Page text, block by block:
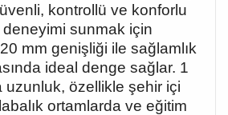
kontrollü ve konforlu
sunmak için
mm genişliği ile sağlamlık
ideal denge sağlar. 1
uzunluk, özellikle şehir içi
ortamlarda ve eğitim